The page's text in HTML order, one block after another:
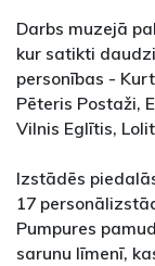
Darbs muzejā
kur satikti
personības -
Pēteris Postaži,
Vilnis Eglītis,
Izstādēs
17
Pumpures
sarunu līmenī,